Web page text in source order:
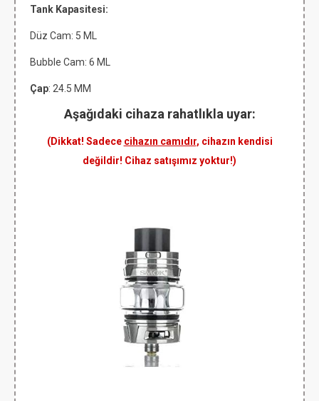
Tank Kapasitesi:
Düz Cam: 5 ML
Bubble Cam: 6 ML
Çap: 24.5 MM
Aşağıdaki cihaza rahatlıkla uyar:
(Dikkat! Sadece cihazın camıdır, cihazın kendisi
değildir! Cihaz satışımız yoktur!)